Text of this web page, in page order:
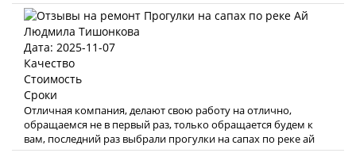
Людмила Тишонкова
Дата: 2025-11-07
Качество
Стоимость
Сроки
Отличная компания, делают свою работу на отлично,
обращаемся не в первый раз, только обращается будем к
вам, последний раз выбрали прогулки на сапах по реке ай